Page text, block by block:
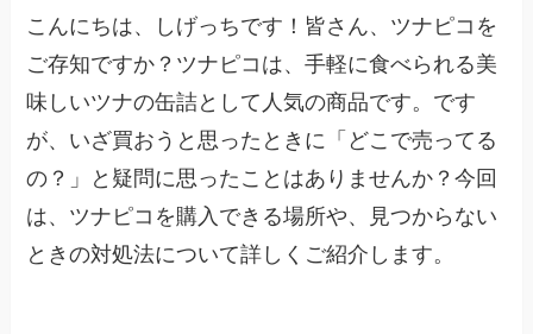
こんにちは、しげっちです！皆さん、ツナピコを
ご存知ですか？ツナピコは、手軽に食べられる美
味しいツナの缶詰として人気の商品です。です
が、いざ買おうと思ったときに「どこで売ってる
の？」と疑問に思ったことはありませんか？今回
は、ツナピコを購入できる場所や、見つからない
ときの対処法について詳しくご紹介します。